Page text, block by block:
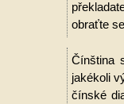
obraťte
Čínština
jakékoli
čínské